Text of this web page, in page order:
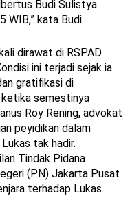
Budi Sulistya.
WIB,” kata Budi.
dirawat di RSPAD
ini terjadi sejak ia
gratifikasi di
ketika semestinya
Roy Rening, advokat
peyidikan dalam
tak hadir.
Tindak Pidana
(PN) Jakarta Pusat
terhadap Lukas.